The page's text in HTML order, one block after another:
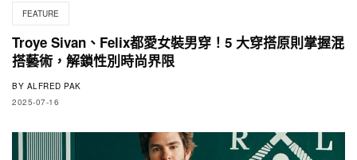
FEATURE
Troye Sivan、Felix都愛女裝男穿！5 大穿搭原則掌握混
搭藝術，解鎖性別時尚界限
BY ALFRED PAK
2025-07-16